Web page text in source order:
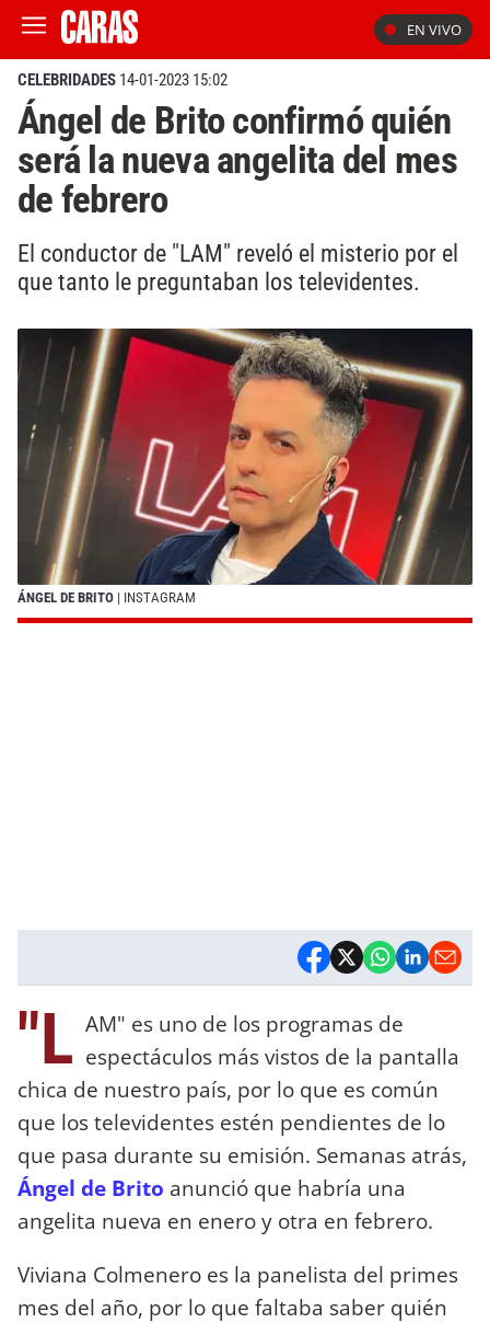
EN VIVO
CELEBRIDADES 14-01-2023 15:02
Ángel de Brito confirmó quién
será la nueva angelita del mes
de febrero
El conductor de "LAM" reveló el misterio por el
que tanto le preguntaban los televidentes.
ÁNGEL DE BRITO | INSTAGRAM
"L AM" es uno de los programas de
espectáculos más vistos de la pantalla
chica de nuestro país, por lo que es común
que los televidentes estén pendientes de lo
que pasa durante su emisión. Semanas atrás,
Ángel de Brito anunció que habría una
angelita nueva en enero y otra en febrero.
Viviana Colmenero es la panelista del primes
mes del año, por lo que faltaba saber quién